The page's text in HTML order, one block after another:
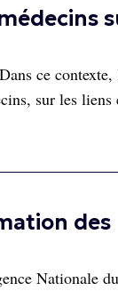
ce
sur les liens
des
Nationale du